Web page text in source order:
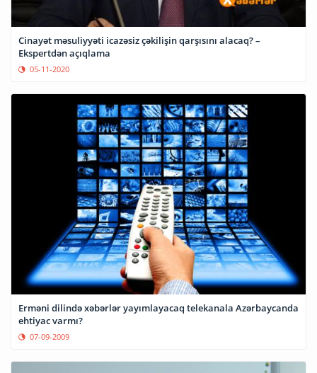
Cinayət məsuliyyəti icazəsiz çəkilişin qarşısını alacaq? –
Ekspertdən açıqlama
05-11-2020
Erməni dilində xəbərlər yayımlayacaq telekanala Azərbaycanda
ehtiyac varmı?
07-09-2009